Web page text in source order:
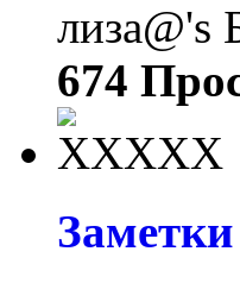
лиза@'s
674